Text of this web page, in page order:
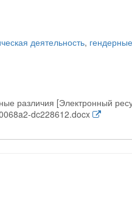
деятельность,
различия [Электронный
dc228612.docx